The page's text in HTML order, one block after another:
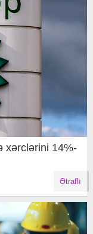
xərclərini 14%-
Ətraflı